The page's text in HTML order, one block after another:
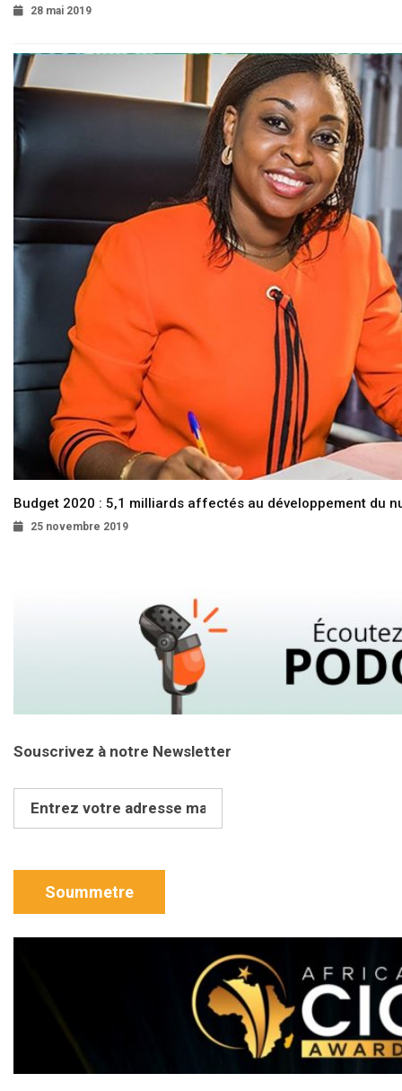
28 mai 2019
Budget 2020 : 5,1 milliards affectés au développement du
25 novembre 2019
Souscrivez à notre Newsletter